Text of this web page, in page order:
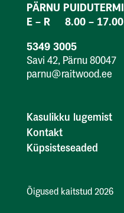
PÄRNU
E – R 8.00 – 17.00
5349 3005
Savi 42, Pärnu 80047
parnu@raitwood.ee
Kasulikku lugemist
Kontakt
Küpsisteseaded
Õigused kaitstud 2026